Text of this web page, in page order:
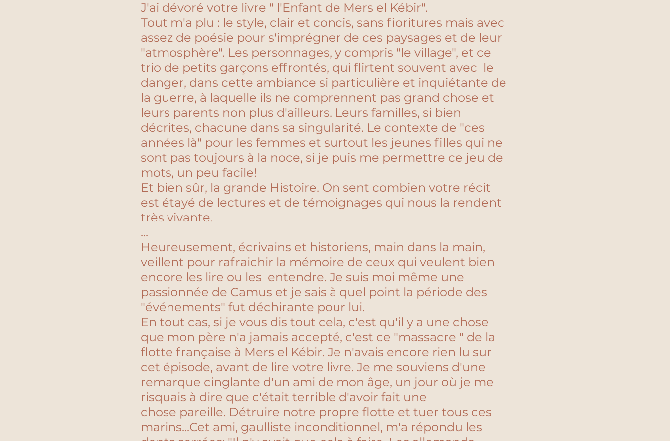
J'ai dévoré votre livre " l'Enfant de Mers el Kébir".
Tout m'a plu : le style, clair et concis, sans fioritures mais avec
assez de poésie pour s'imprégner de ces paysages et de leur
"atmosphère". Les personnages, y compris "le village", et ce
trio de petits garçons effrontés, qui flirtent souvent avec  le
danger, dans cette ambiance si particulière et inquiétante de
la guerre, à laquelle ils ne comprennent pas grand chose et
leurs parents non plus d'ailleurs. Leurs familles, si bien
décrites, chacune dans sa singularité. Le contexte de "ces
années là" pour les femmes et surtout les jeunes filles qui ne
sont pas toujours à la noce, si je puis me permettre ce jeu de
mots, un peu facile!
Et bien sûr, la grande Histoire. On sent combien votre récit
est étayé de lectures et de témoignages qui nous la rendent
très vivante.
...
Heureusement, écrivains et historiens, main dans la main,
veillent pour rafraichir la mémoire de ceux qui veulent bien
encore les lire ou les  entendre. Je suis moi même une
passionnée de Camus et je sais à quel point la période des
"événements" fut déchirante pour lui.
En tout cas, si je vous dis tout cela, c'est qu'il y a une chose
que mon père n'a jamais accepté, c'est ce "massacre " de la
flotte française à Mers el Kébir. Je n'avais encore rien lu sur
cet épisode, avant de lire votre livre. Je me souviens d'une
remarque cinglante d'un ami de mon âge, un jour où je me
risquais à dire que c'était terrible d'avoir fait une
chose pareille. Détruire notre propre flotte et tuer tous ces
marins...Cet ami, gaulliste inconditionnel, m'a répondu les